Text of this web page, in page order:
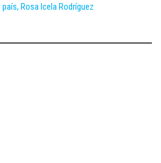
Rosa Icela Rodríguez